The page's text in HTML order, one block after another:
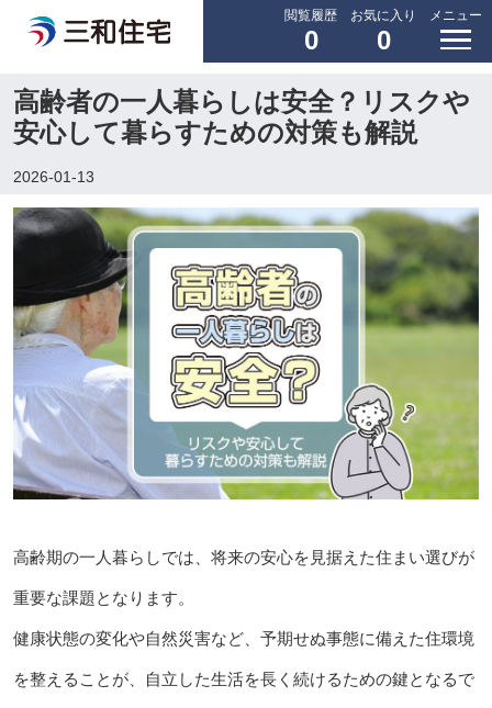
閲覧履歴
0
お気に入り
0
メニュー
高齢者の一人暮らしは安全？リスクや
安心して暮らすための対策も解説
2026-01-13
高齢期の一人暮らしでは、将来の安心を見据えた住まい選びが
重要な課題となります。
健康状態の変化や自然災害など、予期せぬ事態に備えた住環境
を整えることが、自立した生活を長く続けるための鍵となるで